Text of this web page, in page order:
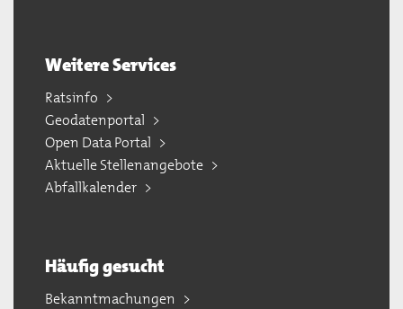
Weitere Services
Ratsinfo
Geodatenportal
Open Data Portal
Aktuelle Stellenangebote
Abfallkalender
Häufig gesucht
Bekanntmachungen